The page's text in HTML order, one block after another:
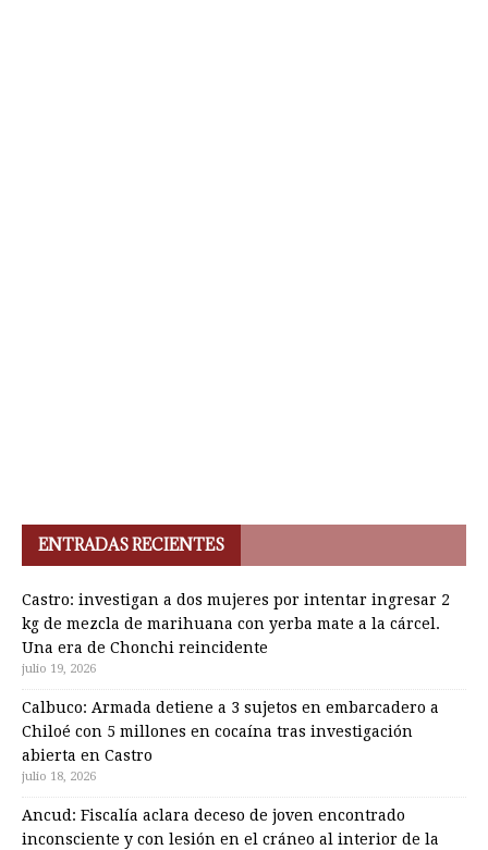
ENTRADAS RECIENTES
Castro: investigan a dos mujeres por intentar ingresar 2
kg de mezcla de marihuana con yerba mate a la cárcel.
Una era de Chonchi reincidente
julio 19, 2026
Calbuco: Armada detiene a 3 sujetos en embarcadero a
Chiloé con 5 millones en cocaína tras investigación
abierta en Castro
julio 18, 2026
Ancud: Fiscalía aclara deceso de joven encontrado
inconsciente y con lesión en el cráneo al interior de la